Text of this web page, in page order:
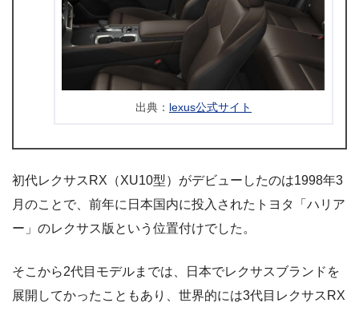
出典： lexus公式サイト
初代レクサスRX（XU10型）がデビューしたのは1998年3
月のことで、前年に日本国内に投入されたトヨタ「ハリア
ー」のレクサス版という位置付けでした。
そこから2代目モデルまでは、日本でレクサスブランドを
展開してかったこともあり、世界的には3代目レクサスRX